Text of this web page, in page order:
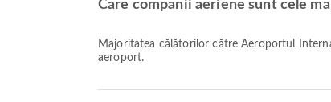
Care companii aeriene sunt cele
Majoritatea călătorilor către Aeroportul
aeroport.